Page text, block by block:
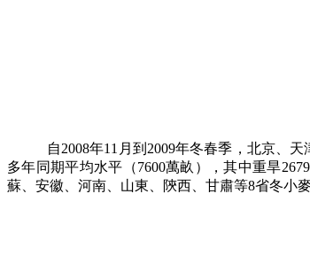
自2008年11月到2009年冬春季，北京、
多年同期平均水平（7600萬畝），其中重旱
蘇、安徽、河南、山東、陝西、甘肅等8省冬小